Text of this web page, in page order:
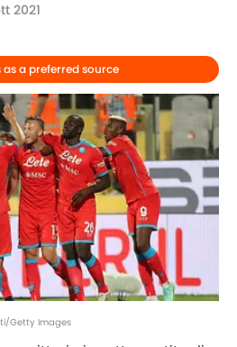
2021
as a preferred source
Getty Images